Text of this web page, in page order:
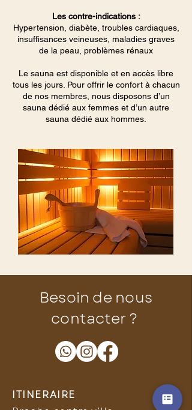
Les contre-indications :
Hypertension, diabète, troubles cardiaques,
insuffisances veineuses, maladies graves
de la peau, problèmes rénaux
Le sauna est disponible et en accès libre
tous les jours. Pour offrir le confort à chacun
de nos membres, nous disposons d’un
sauna dédié aux femmes et d’un autre
sauna dédié aux hommes.
Besoin de nous
contacter ?
ITINERAIRE